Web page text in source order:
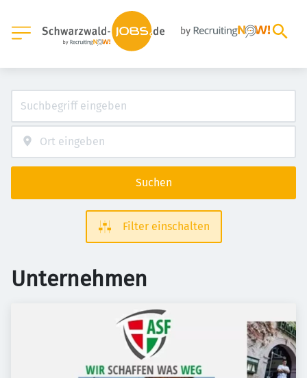
Suchen
Filter einschalten
Unternehmen